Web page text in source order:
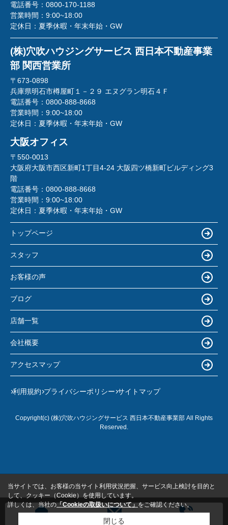
電話番号： 0800-170-1188
営業時間： 9:00~18:00
定休日： 夏季休暇・年末年始・GW
(株)穴吹ハウジングサービス 西日本不動産事業
部 関西営業所
〒673-0898
兵庫県明石市樽屋町１－２９ エヌグラン明石４Ｆ
電話番号： 0800-888-8668
営業時間： 9:00~18:00
定休日： 夏季休暇・年末年始・GW
大阪オフィス
〒550-0013
大阪府大阪市西区新町1丁目4-24 大阪四ツ橋新町ビルディング3
階
電話番号： 0800-888-8668
営業時間： 9:00~18:00
定休日： 夏季休暇・年末年始・GW
トップページ
スタッフ
お客様の声
ブログ
店舗一覧
会社概要
アクセスマップ
利用規約 プライバシーポリシー サイトマップ
Copyright(c) (株)穴吹ハウジングサービス 西日本不動産事業部 All Rights
Reserved.
当サイトでは、お客様の当サイト利用状況把握、サービス向上検討を目的と
して、クッキー（Cookie）を使用しています。
詳しくは、当社の「Cookieの取扱いについて」をご確認ください。
閉じる